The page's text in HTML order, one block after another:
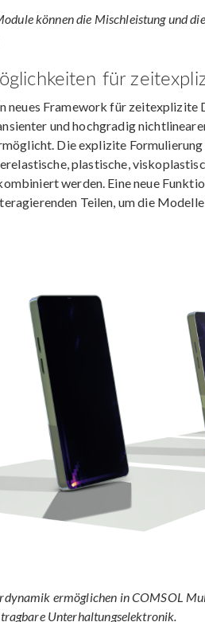
können die Mischleistung und
für
neues Framework für zeitexplizite
und hochgradig
Die explizite
plastische,
werden. Eine neue
Teilen, um die
ermöglichen in COMSOL
Unterhaltungselektronik.